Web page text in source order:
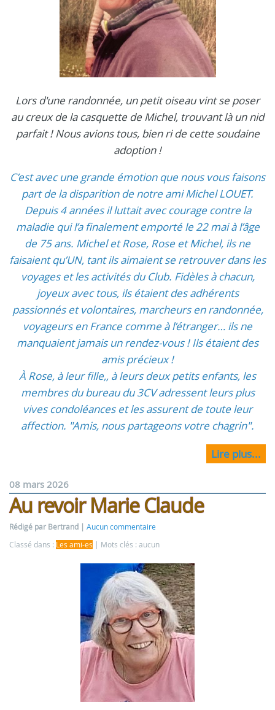
Lors d'une randonnée, un petit oiseau vint se poser
au creux de la casquette de Michel, trouvant là un nid
parfait ! Nous avions tous, bien ri de cette soudaine
adoption !
C’est avec une grande émotion que nous vous faisons
part de la disparition de notre ami Michel LOUET.
Depuis 4 années il luttait avec courage contre la
maladie qui l’a finalement emporté le 22 mai à l’âge
de 75 ans. Michel et Rose, Rose et Michel, ils ne
faisaient qu’UN, tant ils aimaient se retrouver dans les
voyages et les activités du Club. Fidèles à chacun,
joyeux avec tous, ils étaient des adhérents
passionnés et volontaires, marcheurs en randonnée,
voyageurs en France comme à l’étranger… ils ne
manquaient jamais un rendez-vous ! Ils étaient des
amis précieux !
À Rose, à leur fille,, à leurs deux petits enfants, les
membres du bureau du 3CV adressent leurs plus
vives condoléances et les assurent de toute leur
affection. "Amis, nous partageons votre chagrin".
Lire plus...
08 mars 2026
Au revoir Marie Claude
Rédigé par Bertrand
Aucun commentaire
Classé dans : Les ami-es Mots clés : aucun